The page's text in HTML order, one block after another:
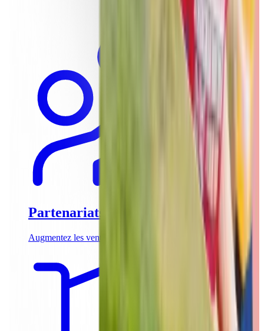
Partenariats
Augmentez les ventes de vos activités de teambuilding